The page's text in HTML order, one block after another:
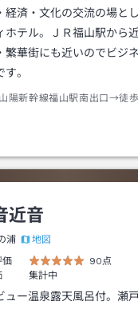
経済・文化の交流の場とし
ホテル。ＪＲ福山駅から
繁華街にも近いのでビジネ
。
陽新幹線福山駅南出口→徒歩
近音
浦
地図
価
90点
集計中
ュー温泉露天風呂付。瀬戸